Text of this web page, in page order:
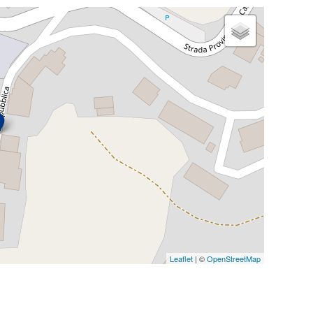
Leaflet| ©OpenStreetMap